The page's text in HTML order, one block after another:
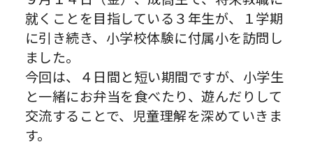
就くことを目指している３年生が、１学期
に引き続き、小学校体験に付属小を訪問し
ました。
今回は、４日間と短い期間ですが、小学生
と一緒にお弁当を食べたり、遊んだりして
交流することで、児童理解を深めていきま
す。